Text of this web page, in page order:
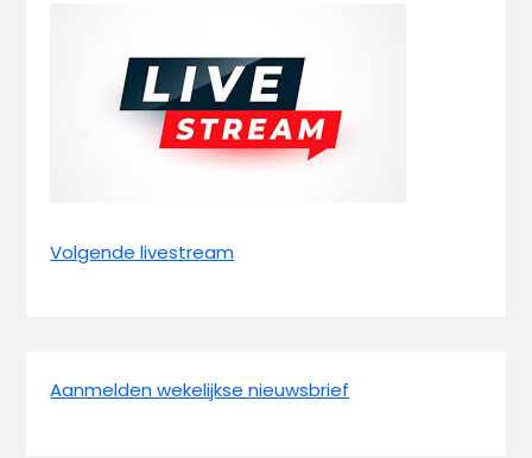
Volgende livestream
Aanmelden wekelijkse nieuwsbrief